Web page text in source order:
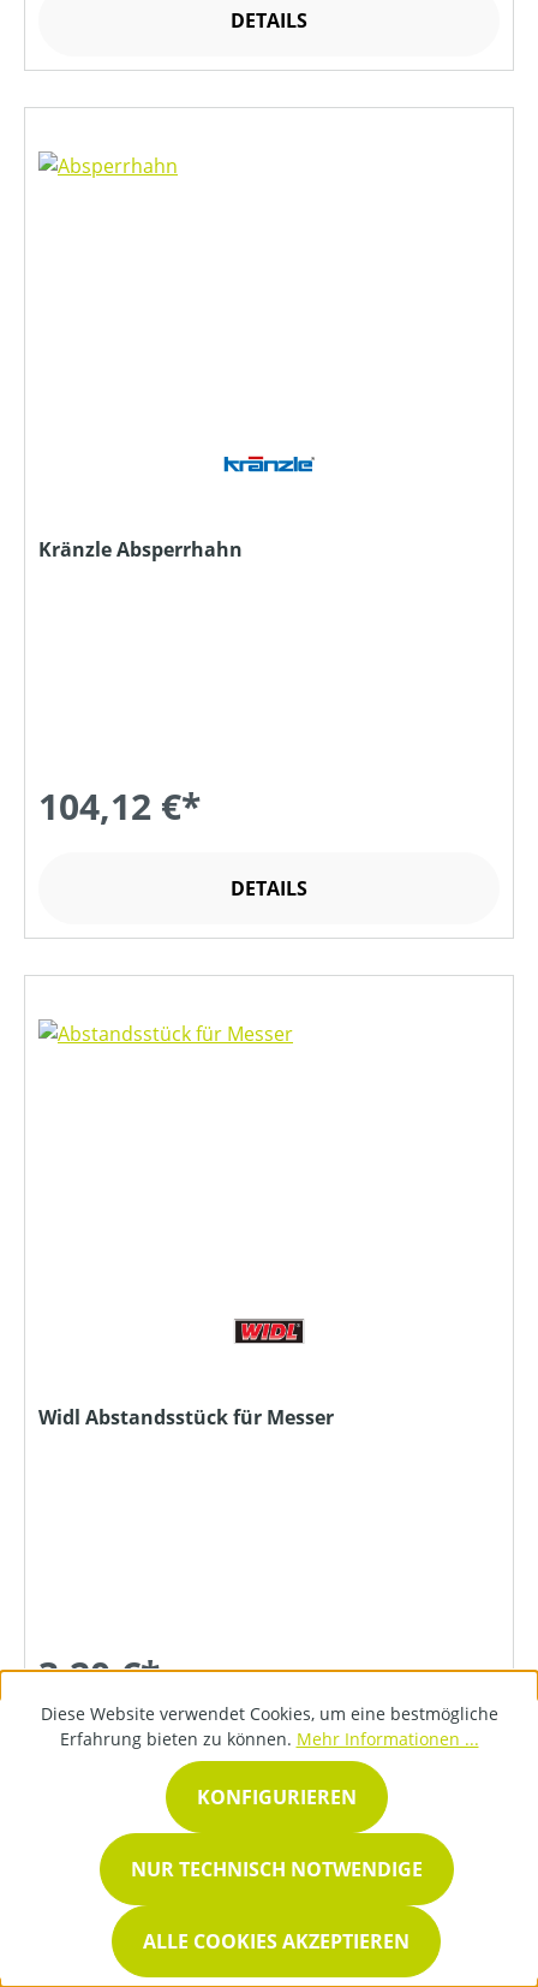
DETAILS
Kränzle Absperrhahn
104,12 €*
DETAILS
Widl Abstandsstück für Messer
3,20 €*
DETAILS
Diese Website verwendet Cookies, um eine bestmögliche
Erfahrung bieten zu können. Mehr Informationen ...
NUR TECHNISCH NOTWENDIGE
KONFIGURIEREN
ALLE COOKIES AKZEPTIEREN